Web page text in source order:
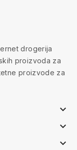
drogerija
proizvoda za
proizvode za
keyboard_arrow_down
keyboard_arrow_down
keyboard_arrow_down